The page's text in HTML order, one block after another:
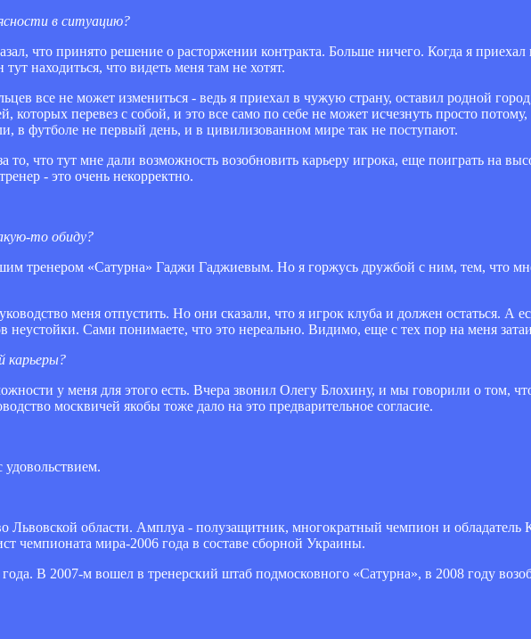
в ситуацию?
что принято решение о расторжении контракта. Больше ничего. Когда я приехал
находиться, что видеть меня там не хотят.
все не может измениться - ведь я приехал в чужую страну, оставил родной
которых перевез с собой, и это все само по себе не может исчезнуть просто
в футболе не первый день, и в цивилизованном мире так не поступают.
то, что тут мне дали возможность возобновить карьеру игрока, еще поиграть на
- это очень некорректно.
то обиду?
тренером «Сатурна» Гаджи Гаджиевым. Но я горжусь дружбой с ним, тем, что мне
меня отпустить. Но они сказали, что я игрок клуба и должен остаться. А
неустойки. Сами понимаете, что это нереально. Видимо, еще с тех пор на меня
карьеры?
у меня для этого есть. Вчера звонил Олегу Блохину, и мы говорили о том,
москвичей якобы тоже дало на это предварительное согласие.
Львовской области. Амплуа - полузащитник, многократный чемпион и обладатель
чемпионата мира-2006 года в составе сборной Украины.
В 2007-м вошел в тренерский штаб подмосковного «Сатурна», в 2008 году